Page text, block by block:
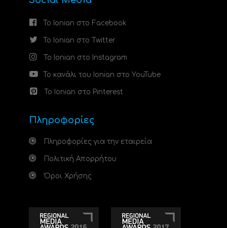
Το Ionian στο Facebook
Το Ionian στο Twitter
Το Ionian στο Instagram
Το κανάλι του Ionian στο YouTube
Το Ionian στο Pinterest
Πληροφορίες
Πληροφορίες για την εταιρεία
Πολιτική Απορρήτου
Όροι Χρήσης